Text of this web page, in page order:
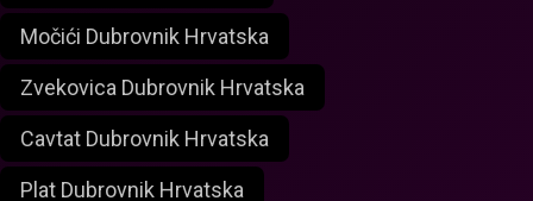
Močići Dubrovnik Hrvatska
Zvekovica Dubrovnik Hrvatska
Cavtat Dubrovnik Hrvatska
Plat Dubrovnik Hrvatska